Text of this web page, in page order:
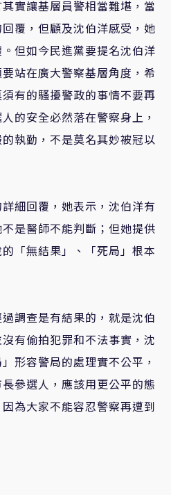
實讓基層員警相當難堪，當
覆，但顧及沈伯洋感受，她
但如今民進黨要提名沈伯洋
站在廣大警察基層角度，希
有的騷擾警政的事情不要再
的安全必然落在警察身上，
執勤，不是莫名其妙被冠以
細回覆，她表示 ， 沈伯洋有
不是醫師不能判斷 ； 但她提供
「無結果」
、
「死局」根本
調查是有結果的，就是沈伯
有偷拍犯罪和不法事實，沈
」 形容警局的處理實不公平，
參選人，應該用更公平的態
為大家不能容忍警察再遭到